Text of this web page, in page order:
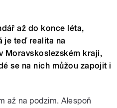
až do konce léta,
je teď realita na
Moravskoslezském kraji,
se na nich můžou zapojit i
až na podzim. Alespoň